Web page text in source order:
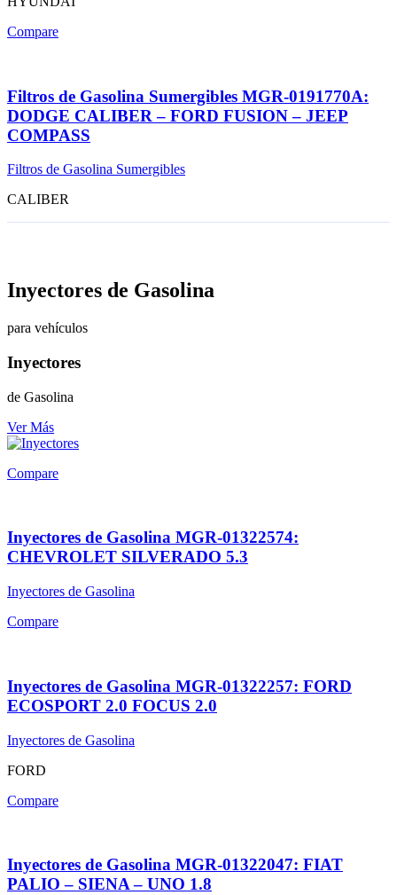
Compare
Filtros de Gasolina Sumergibles MGR-0191770A:
DODGE CALIBER – FORD FUSION – JEEP
COMPASS
Filtros de Gasolina Sumergibles
CALIBER
Inyectores de Gasolina
para vehículos
Inyectores
de Gasolina
Ver Más
Compare
Inyectores de Gasolina MGR-01322574:
CHEVROLET SILVERADO 5.3
Inyectores de Gasolina
Compare
Inyectores de Gasolina MGR-01322257: FORD
ECOSPORT 2.0 FOCUS 2.0
Inyectores de Gasolina
FORD
Compare
Inyectores de Gasolina MGR-01322047: FIAT
PALIO – SIENA – UNO 1.8